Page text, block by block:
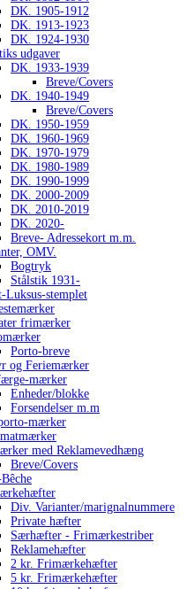
DK. 1905-1912
DK. 1913-1923
DK. 1924-1930
udgaver
DK. 1933-1939
Breve/Covers
DK. 1940-1949
Breve/Covers
DK. 1950-1959
DK. 1960-1969
DK. 1970-1979
DK. 1980-1989
DK. 1990-1999
DK. 2000-2009
DK. 2010-2019
DK. 2020-
Breve- Adressekort m.m.
OMV.
Bogtryk
Stålstik 1931-
Luksus-stemplet
frimærker
Porto-breve
og Feriemærker
mærker
Enheder/blokke
Forsendelser m.m
mærker
med Reklamevedhæng
Breve/Covers
Div. Varianter/marignalnummere
Private hæfter
Særhæfter - Frimærkestriber
Reklamehæfter
2 kr. Frimærkehæfter
5 kr. Frimærkehæfter